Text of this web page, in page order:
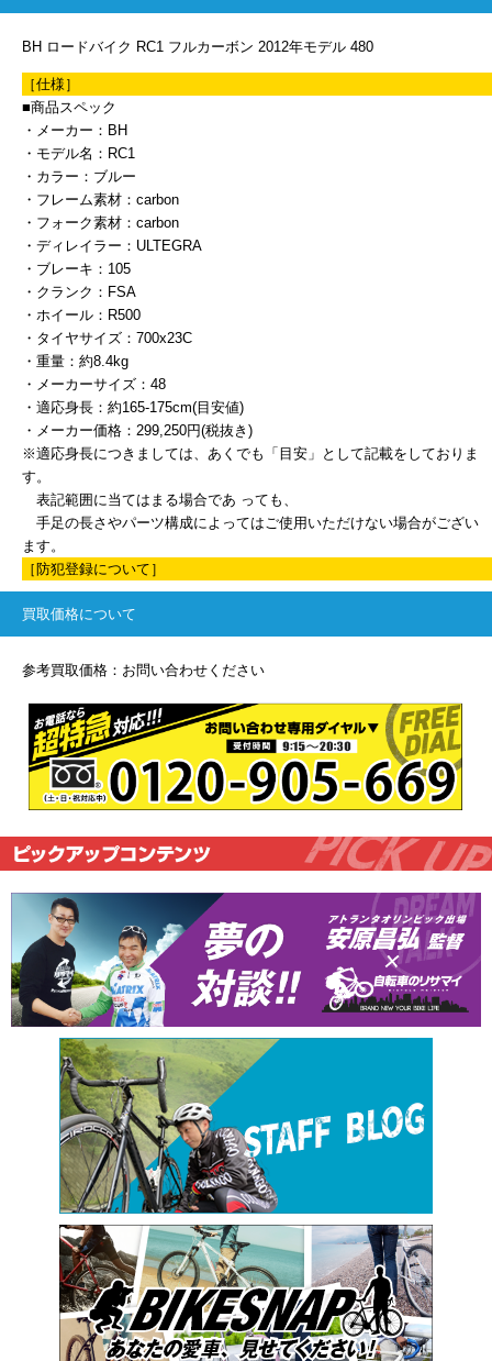
BH ロードバイク RC1 フルカーボン 2012年モデル 480
［仕様］
■商品スペック
・メーカー：BH
・モデル名：RC1
・カラー：ブルー
・フレーム素材：carbon
・フォーク素材：carbon
・ディレイラー：ULTEGRA
・ブレーキ：105
・クランク：FSA
・ホイール：R500
・タイヤサイズ：700x23C
・重量：約8.4kg
・メーカーサイズ：48
・適応身長：約165-175cm(目安値)
・メーカー価格：299,250円(税抜き)
※適応身長につきましては、あくでも「目安」として記載をしておりま
す。
表記範囲に当てはまる場合であ っても、
手足の長さやパーツ構成によってはご使用いただけない場合がござい
ます。
［防犯登録について］
買取価格について
参考買取価格：お問い合わせください